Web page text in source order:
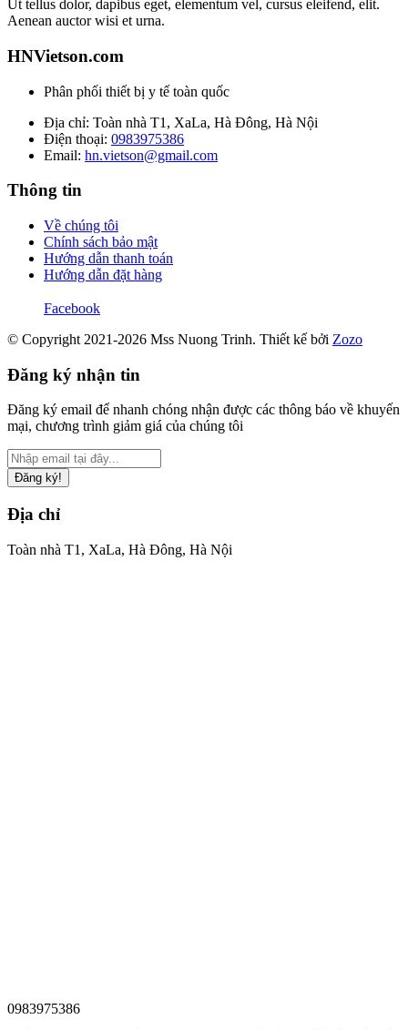
Ut tellus dolor, dapibus eget, elementum vel, cursus eleifend, elit.
Aenean auctor wisi et urna.
HNVietson.com
Phân phối thiết bị y tế toàn quốc
Địa chỉ: Toàn nhà T1, XaLa, Hà Đông, Hà Nội
Điện thoại: 0983975386
Email: hn.vietson@gmail.com
Thông tin
Về chúng tôi
Chính sách bảo mật
Hướng dẫn thanh toán
Hướng dẫn đặt hàng
Facebook
© Copyright 2021-2026 Mss Nuong Trinh. Thiết kế bởi Zozo
Đăng ký nhận tin
Đăng ký email để nhanh chóng nhận được các thông báo về khuyến
mại, chương trình giảm giá của chúng tôi
Đăng ký!
Địa chỉ
Toàn nhà T1, XaLa, Hà Đông, Hà Nội
0983975386